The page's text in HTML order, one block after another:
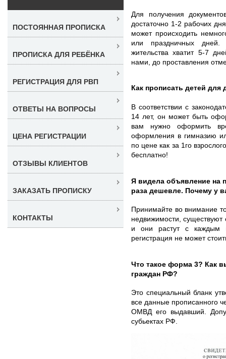
Для получения
достаточно 1-2 рабочих
может происходить
или праздничных
жительства хватит 5-7
нами, до проставления
Как прописать детей для
В соответствии с
14 лет, он может быть
вам нужно оформить
оформления в гимназию
по цене как за 1го
бесплатно!
Я видела объявление на
раза дешевле. Почему у
Принимайте во внимание
недвижимости,
и они растут с каждым
регистрация не может
Что такое форма 3? Как
граждан РФ?
Это специальный бланк
все данные прописанного
ОМВД его выдавший.
субьектах РФ.
ПОСТОЯННАЯ ПРОПИСКА
ПРОПИСКА ДЛЯ РЕБЁНКА
РЕГИСТРАЦИЯ ДЛЯ РВП
ОТВЕТЫ НА ВОПРОСЫ
ЦЕНА РЕГИСТРАЦИИ
ОТЗЫВЫ КЛИЕНТОВ
ЗАКАЗАТЬ ПРОПИСКУ
КОНТАКТЫ